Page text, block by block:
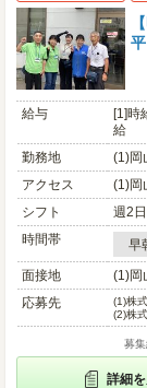
給与
[1]時
給
勤務地
(1)岡
アクセス
(1)岡
シフト
週2
時間帯
早
面接地
(1)岡
応募先
(1)株
(2)株
募
詳細